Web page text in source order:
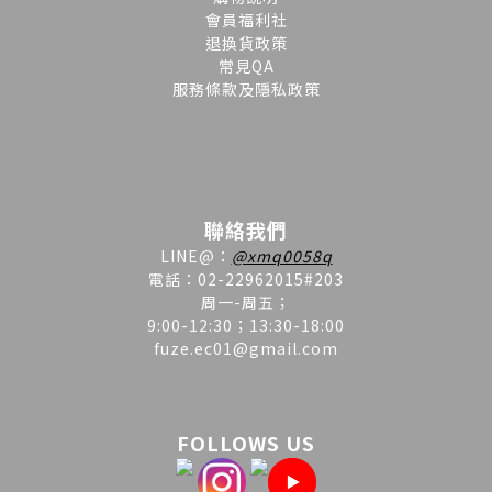
會員福利社
退換貨政策
常見QA
服務條款及隱私政策
聯絡我們
LINE@ ： @xmq0058q
電話：02-22962015#203
周一-周五；
9:00-12:30；13:30-18:00
fuze.ec01@gmail.com
FOLLOWS US